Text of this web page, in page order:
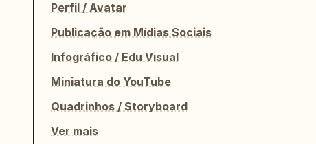
Perfil / Avatar
Publicação em Mídias Sociais
Infográfico / Edu Visual
Miniatura do YouTube
Quadrinhos / Storyboard
Ver mais